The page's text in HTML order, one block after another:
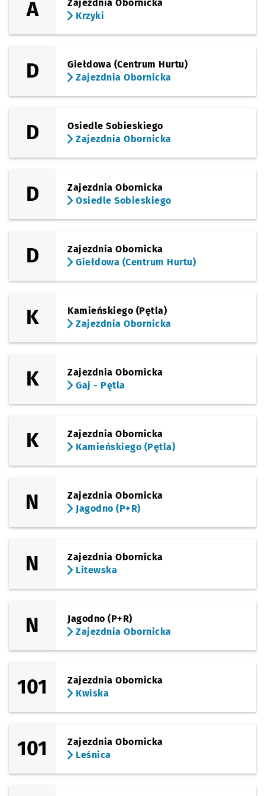
A
Zajezdnia Obornicka
Krzyki
D
Giełdowa (Centrum Hurtu)
Zajezdnia Obornicka
D
Osiedle Sobieskiego
Zajezdnia Obornicka
D
Zajezdnia Obornicka
Osiedle Sobieskiego
D
Zajezdnia Obornicka
Giełdowa (Centrum Hurtu)
K
Kamieńskiego (Pętla)
Zajezdnia Obornicka
K
Zajezdnia Obornicka
Gaj - Pętla
K
Zajezdnia Obornicka
Kamieńskiego (Pętla)
N
Zajezdnia Obornicka
Jagodno (P+R)
N
Zajezdnia Obornicka
Litewska
N
Jagodno (P+R)
Zajezdnia Obornicka
101
Zajezdnia Obornicka
Kwiska
101
Zajezdnia Obornicka
Leśnica